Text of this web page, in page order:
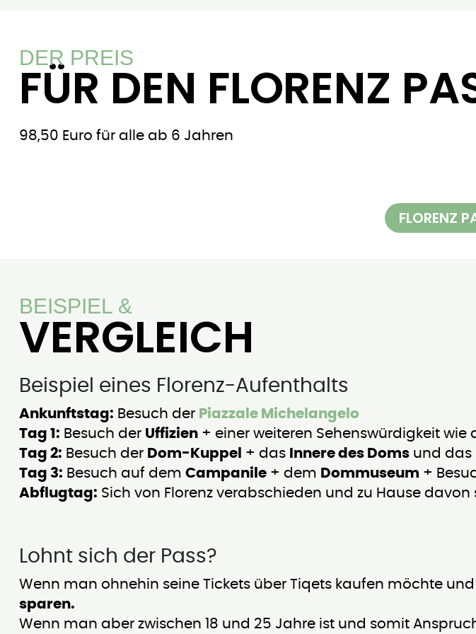
DER PREIS
FÜR DEN FLORENZ
98,50 Euro für alle ab 6 Jahren
FLORENZ
BEISPIEL &
VERGLEICH
Beispiel eines Florenz-Aufenthalts
Ankunftstag: Besuch der Piazzale Michelangelo
Tag 1: Besuch der Uffizien + einer weiteren Sehenswürdigkeit wie
Tag 2: Besuch der Dom-Kuppel + das Innere des Doms und das
Tag 3: Besuch auf dem Campanile + dem Dommuseum +
Abflugtag: Sich von Florenz verabschieden und zu Hause davon
Lohnt sich der Pass?
Wenn man ohnehin seine Tickets über Tiqets kaufen möchte und
sparen.
Wenn man aber zwischen 18 und 25 Jahre ist und somit